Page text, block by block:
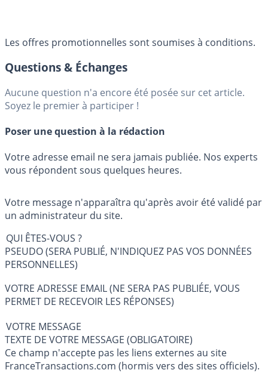
Les offres promotionnelles sont soumises à conditions.
Questions & Échanges
Aucune question n'a encore été posée sur cet article.
Soyez le premier à participer !
Poser une question à la rédaction
Votre adresse email ne sera jamais publiée. Nos experts
vous répondent sous quelques heures.
Votre message n'apparaîtra qu'après avoir été validé par
un administrateur du site.
QUI ÊTES-VOUS ?
PSEUDO (SERA PUBLIÉ, N'INDIQUEZ PAS VOS DONNÉES
PERSONNELLES)
VOTRE ADRESSE EMAIL (NE SERA PAS PUBLIÉE, VOUS
PERMET DE RECEVOIR LES RÉPONSES)
VOTRE MESSAGE
TEXTE DE VOTRE MESSAGE (OBLIGATOIRE)
Ce champ n'accepte pas les liens externes au site
FranceTransactions.com (hormis vers des sites officiels).